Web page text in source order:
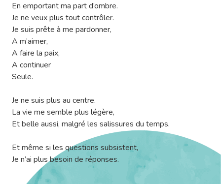
En emportant ma part d’ombre.
Je ne veux plus tout contrôler.
Je suis prête à me pardonner,
A m’aimer,
A faire la paix,
A continuer
Seule.
Je ne suis plus au centre.
La vie me semble plus légère,
Et belle aussi, malgré les salissures du temps.
Et même si les questions subsistent,
Je n’ai plus besoin de réponses.